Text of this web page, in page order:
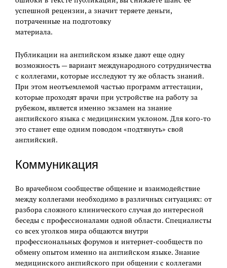
успешной рецензии, а значит теряете деньги,
потраченные на подготовку
материала.
Публикации на английском языке дают еще одну
возможность — вариант международного сотрудничества
с коллегами, которые исследуют ту же область знаний.
При этом неотъемлемой частью программ аттестации,
которые проходят врачи при устройстве на работу за
рубежом, является именно экзамен на знание
английского языка с медицинским уклоном. Для кого-то
это станет еще одним поводом «подтянуть» свой
английский.
Коммуникация
Во врачебном сообществе общение и взаимодействие
между коллегами необходимо в различных ситуациях: от
разбора сложного клинического случая до интересной
беседы с профессионалами одной области. Специалисты
со всех уголков мира общаются внутри
профессиональных форумов и интернет-сообществ по
обмену опытом именно на английском языке. Знание
медицинского английского при общении с коллегами